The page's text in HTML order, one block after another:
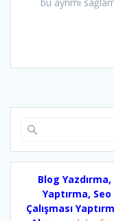
Blog
Yaptırma,
Çalışması